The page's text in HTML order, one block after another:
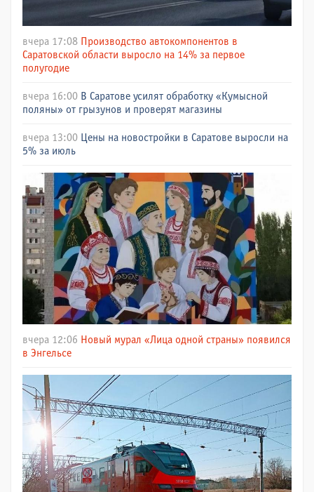
вчера 17:08 Производство автокомпонентов в
Саратовской области выросло на 14% за первое
полугодие
вчера 16:00 В Саратове усилят обработку «Кумысной
поляны» от грызунов и проверят магазины
вчера 13:00 Цены на новостройки в Саратове выросли на
5% за июль
вчера 12:06 Новый мурал «Лица одной страны» появился
в Энгельсе